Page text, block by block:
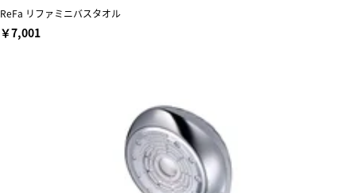
ReFa リファミニバスタオル
￥7,001